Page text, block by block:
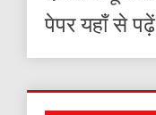
पेपर यहाँ से